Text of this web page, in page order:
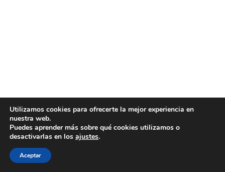
Utilizamos cookies para ofrecerte la mejor experiencia en
nuestra web.
Puedes aprender más sobre qué cookies utilizamos o
desactivarlas en los ajustes.
Aceptar